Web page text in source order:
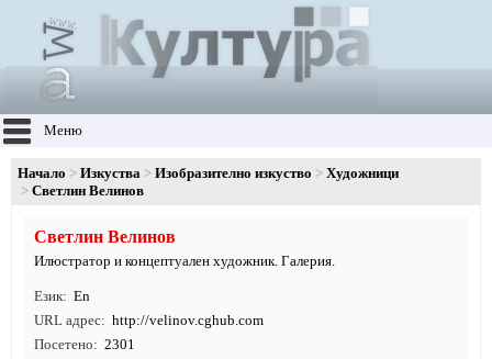
Меню
Начало Изкуства Изобразително изкуство
Художници
Светлин Велинов
Светлин Велинов
Илюстратор и концептуален художник. Галерия.
Език
En
URL адрес
http://velinov.cghub.com
Посетено
2301